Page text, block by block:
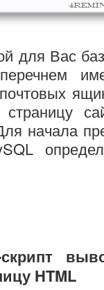
для Вас
начала
скрипт
HTML